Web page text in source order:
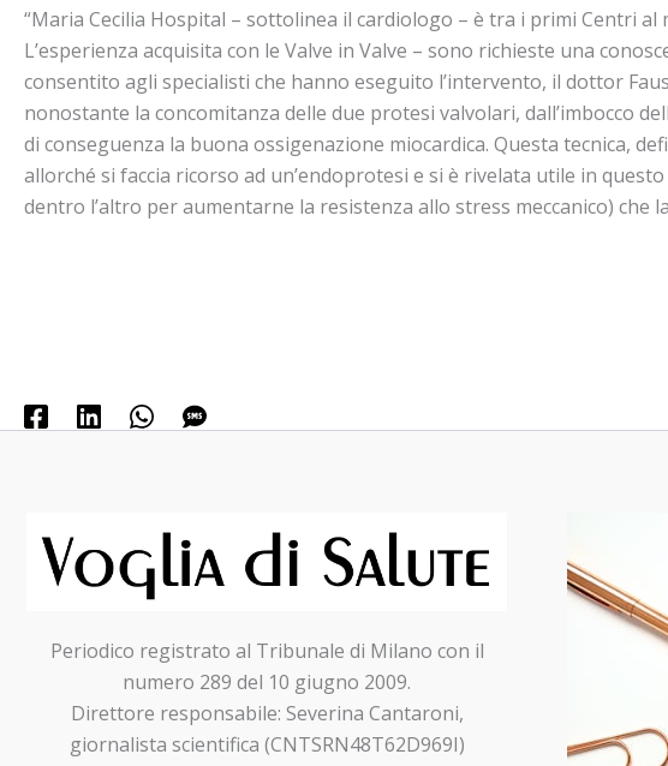
“Maria Cecilia Hospital – sottolinea il cardiologo – è tra i primi Centri
L’esperienza acquisita con le Valve in Valve – sono richieste una
consentito agli specialisti che hanno eseguito l’intervento, il dottor
nonostante la concomitanza delle due protesi valvolari, dall’imbocco
di conseguenza la buona ossigenazione miocardica. Questa tecnica,
allorché si faccia ricorso ad un’endoprotesi e si è rivelata utile in
dentro l’altro per aumentarne la resistenza allo stress meccanico) che
Periodico registrato al Tribunale di Milano con il
numero 289 del 10 giugno 2009.
Direttore responsabile: Severina Cantaroni,
giornalista scientifica (CNTSRN48T62D969I)